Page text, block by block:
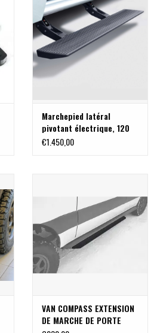
Marchepied latéral
pivotant électrique, 120
cm pour porte latérale
€1.450,00
VAN COMPASS EXTENSION
DE MARCHE DE PORTE